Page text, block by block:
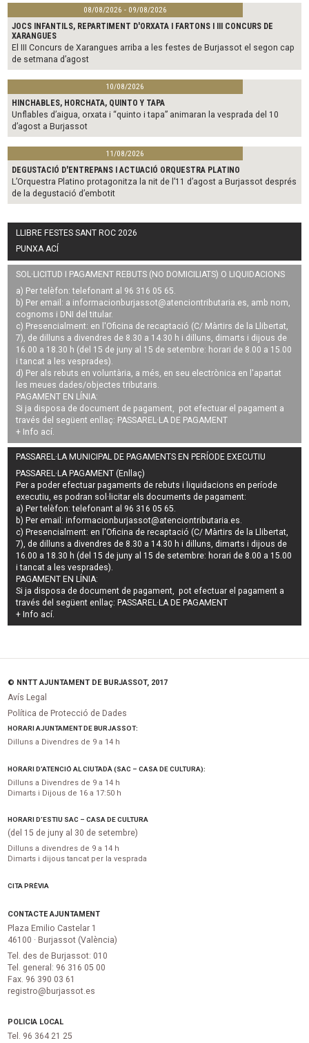
08/08/2026 - 09/08/2026
JOCS INFANTILS, REPARTIMENT D'ORXATA I FARTONS I III CONCURS DE
XARANGUES
El III Concurs de Xarangues arriba a les festes de Burjassot el segon cap
de setmana d’agost
10/08/2026
HINCHABLES, HORCHATA, QUINTO Y TAPA
Unflables d’aigua, orxata i “quinto i tapa” animaran la vesprada del 10
d’agost a Burjassot
11/08/2026
DEGUSTACIÓ D'ENTREPANS I ACTUACIÓ ORQUESTRA PLATINO
L’Orquestra Platino protagonitza la nit de l’11 d’agost a Burjassot després
de la degustació d’embotit
LLIBRE FESTES SANT ROC 2026
PUNXA ACÍ
SOL·LICITUD I PAGAMENT REBUTS (NO DOMICILIATS) O LIQUIDACIONS
a) Per telèfon: telefonant al 96 316 05 65.
b) Per email: a informacionburjassot@atenciontributaria.es , amb nom,
cognoms i DNI del titular.
c) Presencialment: en l'Oficina de recaptació (C/ Màrtirs de la Llibertat,
7), de dilluns a divendres de 8.30 a 14.30 h i dilluns, dimarts i dijous de
16.00 a 18.30 h (del 15 de juny al 15 de setembre: horari de 8.00 a 15.00
i tancat a les vesprades).
d) Per als rebuts en voluntària, a més, en seu electrònica en l'apartat
les meues dades/objectes tributaris.
PAGAMENT EN LÍNIA:
Si ja disposa de document de pagament, pot efectuar el pagament a
través del següent enllaç: PASSAREL·LA DE PAGAMENT
+ Info ací
PASSAREL·LA MUNICIPAL DE PAGAMENTS EN PERÍODE EXECUTIU
PASSAREL·LA PAGAMENT (Enllaç)
Per a poder efectuar pagaments derebuts i liquidacions en període
executiu, es podran sol·licitar els documents de pagament:
a) Per telèfon: telefonant al 96 316 05 65.
b) Per email:informacionburjassot@atenciontributaria.es.
c) Presencialment: en l'Oficina de recaptació (C/ Màrtirs de la Llibertat,
7), de dilluns a divendres de 8.30 a 14.30 h i dilluns, dimarts i dijous de
16.00 a 18.30 h (del 15 de juny al 15 de setembre: horari de 8.00 a 15.00
i tancat a les vesprades).
PAGAMENT EN LÍNIA:
Si ja disposa de document de pagament, pot efectuar el pagament a
través del següent enllaç:PASSAREL·LA DE PAGAMENT
+ Info ací.
© NNTT AJUNTAMENT DE BURJASSOT, 2017
Avís Legal
Política de Protecció de Dades
HORARI AJUNTAMENT DE BURJASSOT:
Dilluns a Divendres de 9 a 14 h
HORARI D’ATENCIÓ AL CIUTADÀ (SAC – CASA DE CULTURA):
Dilluns a Divendres de 9 a 14 h
Dimarts i Dijous de 16 a 17:50 h
HORARI D’ESTIU SAC – CASA DE CULTURA
(del 15 de juny al 30 de setembre)
Dilluns a divendres de 9 a 14 h
Dimarts i dijous tancat per la vesprada
CITA PRÈVIA
CONTACTE AJUNTAMENT
Plaza Emilio Castelar 1
46100 · Burjassot (València)
Tel. des de Burjassot: 010
Tel. general: 96 316 05 00
Fax. 96 390 03 61
registro@burjassot.es
POLICIA LOCAL
Tel. 96 364 21 25